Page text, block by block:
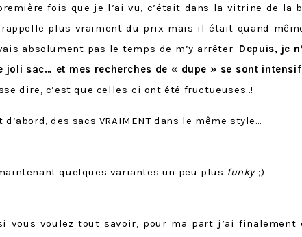
fois que je l’ai vu, c’était dans la vitrine de la
rappelle plus vraiment du prix mais il était quand
absolument pas le temps de m’y arrêter. Depuis, je
joli sac… et mes recherches de « dupe » se sont
dire, c’est que celles-ci ont été fructueuses..!
d’abord, des sacs VRAIMENT dans le même style…
quelques variantes un peu plus funky;)
vous voulez tout savoir, pour ma part j’ai finalement